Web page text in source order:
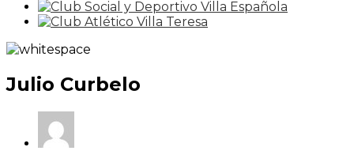
Julio Curbelo